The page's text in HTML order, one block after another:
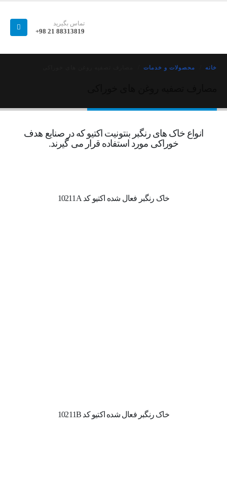
تماس بگیرید
88313819 21 98+
خانه محصولات و خدمات
انواع خاک های رنگبر بنتونیت اکتیو که در صنایع هدف
خوراکی مورد استفاده قرار می گیرند.
خاک رنگبر فعال شده اکتیو کد 10211A
خاک رنگبر فعال شده اکتیو کد 10211B